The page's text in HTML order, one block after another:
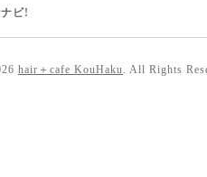
ビ!
hair＋cafe KouHaku. All Rights